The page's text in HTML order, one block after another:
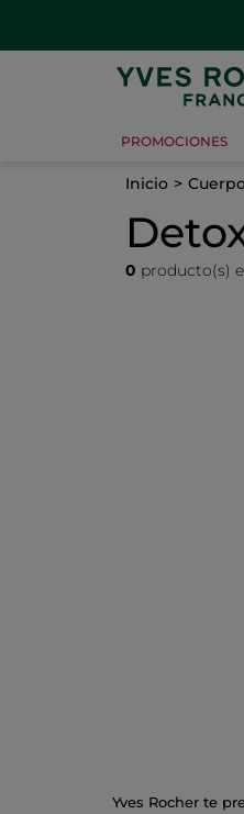
PROMOCIONES
Inicio
0 producto(s)
Yves Rocher te